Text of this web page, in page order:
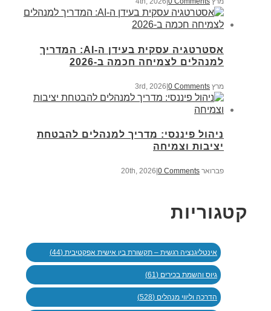
אסטרטגיה עסקית בעידן ה-AI: המדריך
למנהלים לצמיחה חכמה ב-2026
מרץ 3rd, 2026 |0 Comments
ניהול פיננסי: מדריך למנהלים להבטחת
יציבות וצמיחה
פברואר 20th, 2026 0 Comments
קטגוריות
אינטליגנציה רגשית – תקשורת בין אישית אפקטיבית (44)
גיוס והשמת בכירים (61)
הדרכה וליווי מנהלים (528)